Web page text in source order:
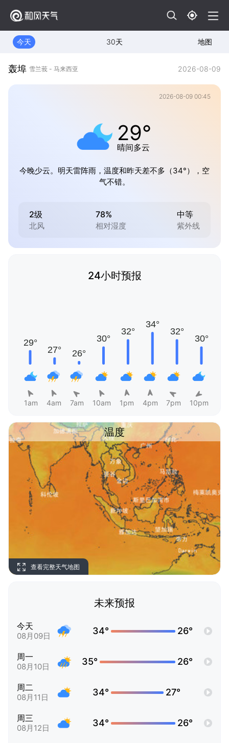
今天 30天 地图
轰埠 雪兰莪 - 马来西亚 2026-08-09
2026-08-09 00:45
29°
晴间多云
今晚少云。明天雷阵雨，温度和昨天差不多（34°），空
气不错。
2级
北风
78%
相对湿度
中等
紫外线
24小时预报
1am 4am 7am 10am 1pm 4pm 7pm 10pm
温度
查看完整天气地图
未来预报
今天
08月09日 34° 26°
周一
08月10日 35° 26°
周二
08月11日 34° 27°
周三
08月12日 34° 26°